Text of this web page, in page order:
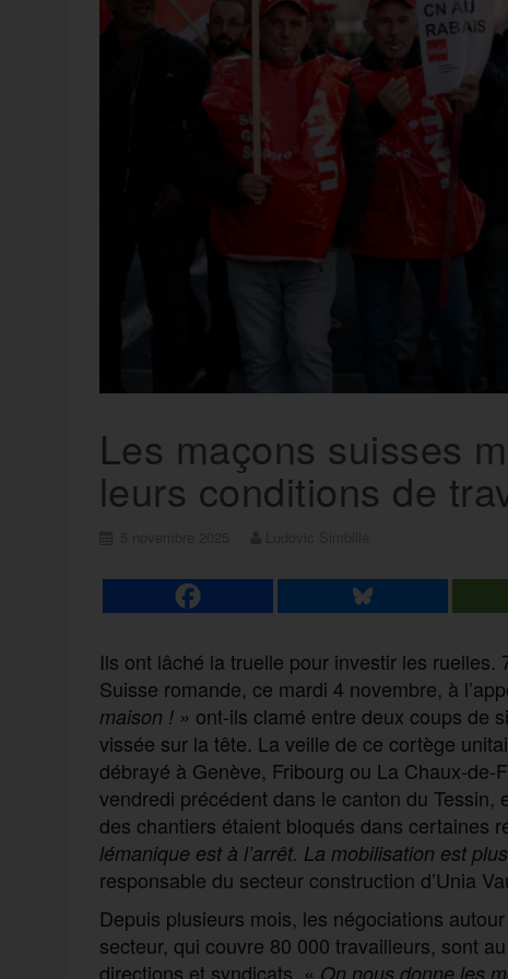
Les maçons suisses
leurs conditions de
Ils ont lâché la truelle pour investir les
Suisse romande, ce mardi 4 novembre, à
maison ! » ont-ils clamé entre deux coups de
vissée sur la tête. La veille de ce cortège
débrayé à Genève, Fribourg ou La Chaux-
vendredi précédent dans le canton du Tessin,
des chantiers étaient bloqués dans certaines
lémanique est à l’arrêt. La mobilisation est plus
responsable du secteur construction d’Unia
Depuis plusieurs mois, les négociations
secteur, qui couvre 80 000 travailleurs, sont
directions et syndicats. « On nous donne les